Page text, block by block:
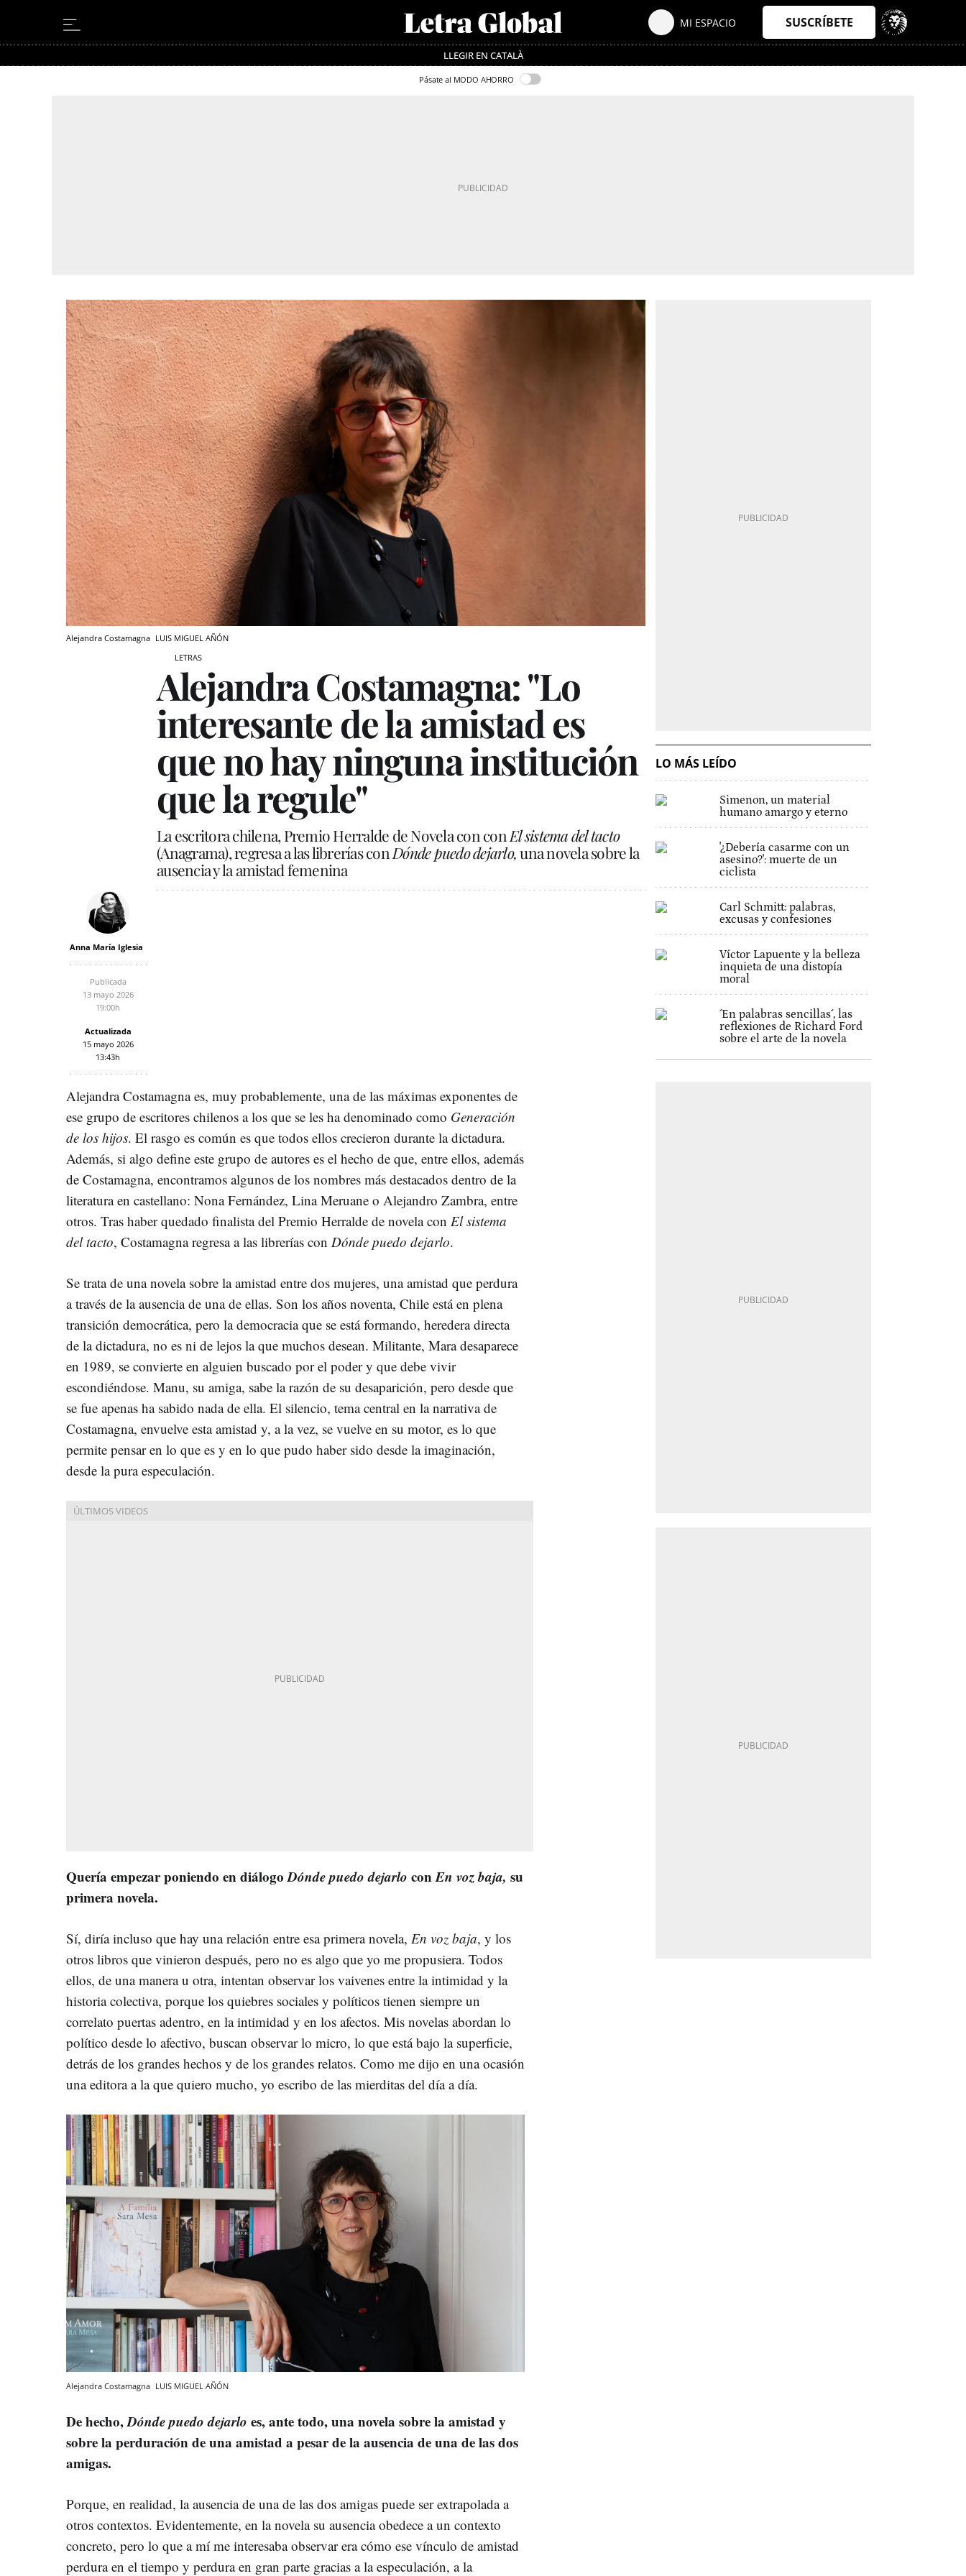
LLEGIR EN CATALÀ
Pásate al MODO AHORRO
Alejandra Costamagna LUIS MIGUEL AÑÓN
LETRAS
Alejandra Costamagna: "Lo
interesante de la amistad es
que no hay ninguna institución
que la regule"
La escritora chilena, Premio Herralde de Novela con con El sistema del tacto
(Anagrama), regresa a las librerías con Dónde puedo dejarlo,una novela sobre la
ausencia y la amistad femenina
Anna María Iglesia
Publicada
13 mayo 2026
19:00h
Actualizada
15 mayo 2026
13:43h
Alejandra Costamagna es, muy probablemente, una de las máximas exponentes de
ese grupo de escritores chilenos a los que se les ha denominado como Generación
de los hijos. El rasgo es común es que todos ellos crecieron durante la dictadura.
Además, si algo define este grupo de autores es el hecho de que, entre ellos, además
de Costamagna, encontramos algunos de los nombres más destacados dentro de la
literatura en castellano: Nona Fernández, Lina Meruane o Alejandro Zambra, entre
otros. Tras haber quedado finalista del Premio Herralde de novela con El sistema
del tacto, Costamagna regresa a las librerías con Dónde puedo dejarlo.
Se trata de una novela sobre la amistad entre dos mujeres, una amistad que perdura
a través de la ausencia de una de ellas. Son los años noventa, Chile está en plena
transición democrática, pero la democracia que se está formando, heredera directa
de la dictadura, no es ni de lejos la que muchos desean. Militante, Mara desaparece
en 1989, se convierte en alguien buscado por el poder y que debe vivir
escondiéndose. Manu, su amiga, sabe la razón de su desaparición, pero desde que
se fue apenas ha sabido nada de ella. El silencio, tema central en la narrativa de
Costamagna, envuelve esta amistad y, a la vez, se vuelve en su motor, es lo que
permite pensar en lo que es y en lo que pudo haber sido desde la imaginación,
desde la pura especulación.
Quería empezar poniendo en diálogoDónde puedo dejarlo conEn voz baja, su
primera novela.
Sí, diría incluso que hay una relación entre esa primera novela, En voz baja, y los
otros libros que vinieron después, pero no es algo que yo me propusiera. Todos
ellos, de una manera u otra, intentan observar los vaivenes entre la intimidad y la
historia colectiva, porque los quiebres sociales y políticos tienen siempre un
correlato puertas adentro, en la intimidad y en los afectos. Mis novelas abordan lo
político desde lo afectivo, buscan observar lo micro, lo que está bajo la superficie,
detrás de los grandes hechos y de los grandes relatos. Como me dijo en una ocasión
una editora a la que quiero mucho, yo escribo de las mierditas del día a día.
Alejandra Costamagna LUIS MIGUEL AÑÓN
De hecho,Dónde puedo dejarlo es, ante todo, una novela sobre la amistad y
sobre la perduración de una amistad a pesar de la ausencia de una de las dos
amigas.
Porque, en realidad, la ausencia de una de las dos amigas puede ser extrapolada a
otros contextos. Evidentemente, en la novela su ausencia obedece a un contexto
concreto, pero lo que a mí me interesaba observar era cómo ese vínculo de amistad
perdura en el tiempo y perdura en gran parte gracias a la especulación, a la
LO MÁS LEÍDO
Simenon, un material
humano amargo y eterno
'¿Debería casarme con un
asesino?': muerte de un
ciclista
Carl Schmitt: palabras,
excusas y confesiones
Víctor Lapuente y la belleza
inquieta de una distopía
moral
´En palabras sencillas´, las
reflexiones de Richard Ford
sobre el arte de la novela